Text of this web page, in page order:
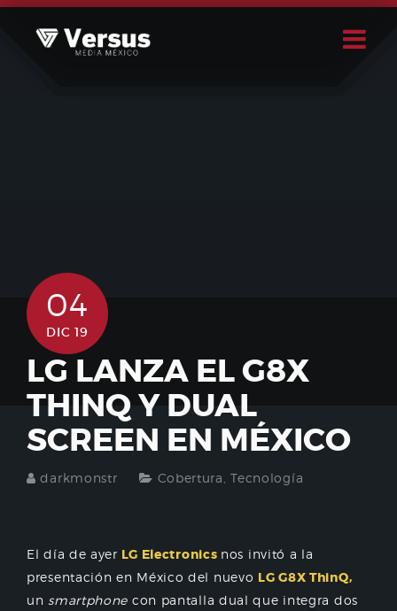
Skip
04
DIC 19
LG LANZA EL G8X
THINQ Y DUAL
SCREEN EN MÉXICO
darkmonstr Cobertura ,Tecnología
El día de ayer LG Electronics nos invitó a la
presentación en México del nuevo LG G8X ThinQ,
un smartphone con pantalla dual que integra dos